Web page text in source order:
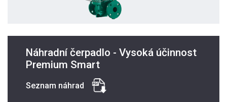
Náhradní čerpadlo - Vysoká účinnost
Premium Smart
Seznam náhrad